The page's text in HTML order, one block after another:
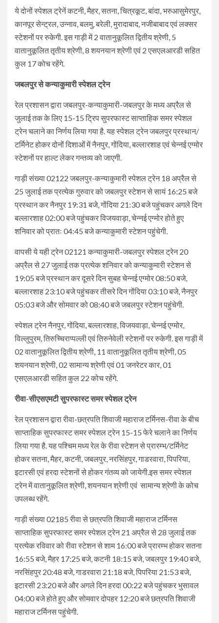
ये दोनों स्पेशल ट्रेनें कटनी, मैहर, सतना, चित्रकूट, बांदा, भरुआसुमेरपुर,
कानपूर सेन्ट्रल, उन्नाव, बलमु, बरेली, मुरादाबाद, नजीबाबाद एवं लक्सर
स्टेशनों पर रुकेगी. इस गाड़ी में 2 वातानुकूलित द्वितीय श्रेणी, 5
वातानुकूलित तृतीय श्रेणी, 8 शयनयान श्रेणी एवं 2 एसएलआरडी सहित
कुल 17 कोच रहेंगे.
जबलपुर से कन्याकुमारी स्पेशल ट्रेन
रेल प्रशासन द्वारा जबलपुर-कन्याकुमारी-जबलपुर के मध्य अप्रैल से
जुलाई तक के लिए 15-15 ट्रिप सुपरफास्ट साप्ताहिक समर स्पेशल
ट्रेन चलाने का निर्णय लिया गया है. यह स्पेशल ट्रेन जबलपुर प्रस्थान/
टर्मिनेट होकर दोनों दिशाओं में नैनपुर, गोंदिया, बल्लारशाह एवं चेन्नई एग्मोर
स्टेशनों पर हाल्ट लेकर गन्तव्य को जाएगी.
गाड़ी संख्या 02122 जबलपुर-कन्याकुमारी स्पेशल ट्रेन 18 अप्रैल से
25 जुलाई तक प्रत्येक गुरुवार को जबलपुर स्टेशन से सायं 16:25 बजे
प्रस्थान कर नैनपुर 19:31 बजे, गोंदिया 21:30 बजे पहुंचकर अगले दिन
बल्लारशाह 02:00 बजे पहुंचकर विजयवाड़ा, चेन्नई एग्मोर होते हुए
शनिवार को प्रातः 04:45 बजे कन्याकुमारी स्टेशन पहुंचेगी.
वापसी ये यही ट्रेन 02121 कन्याकुमारी-जबलपुर स्पेशल ट्रेन 20
अप्रैल से 27 जुलाई तक प्रत्येक शनिवार को कन्याकुमारी स्टेशन से
19:05 बजे प्रस्थान कर दूसरे दिन सुबह चेन्नई एग्मोर 08:50 बजे,
बल्लारशाह 23:10 बजे पहुंचकर तीसरे दिन गोंदिया 03:10 बजे, नैनपुर
05:03 बजे और सोमवार को 08:40 बजे जबलपुर स्टेशन पहुंचेगी.
स्पेशल ट्रेन नैनपुर, गोंदिया, बल्लारशाह, विजयवाड़ा, चेन्नई एग्मोर,
विल्लुपुरम, तिरुच्चिराप्पल्ली एवं तिरुनेवेली स्टेशनों पर रुकेगी. इस गाड़ी में
02 वातानुकूलित द्वितीय श्रेणी, 11 वातानुकूलित तृतीय श्रेणी, 05
शयनयान श्रेणी, 02 सामान्य श्रेणी एवं 01 जनरेटर कार, 01
एसएलआरडी सहित कुल 22 कोच रहेंगे.
रीवा-सीएसएमटी सुपरफास्ट समर स्पेशल ट्रेन
रेल प्रशासन द्वारा रीवा-छत्रपति शिवाजी महाराज टर्मिनस-रीवा के बीच
साप्ताहिक सुपरफास्ट समर स्पेशल ट्रेन 15-15 फेरे चलाने का निर्णय
लिया गया है. यह पश्चिम मध्य रेल के रीवा स्टेशन से प्रारम्भ/टर्मिनेट
होकर सतना, मैहर, कटनी, जबलपुर, नरसिंहपुर, गाडरवारा, पिपरिया,
इटारसी एवं हरदा स्टेशनों से होकर गंतव्य को जायेगी.इस समर स्पेशल
ट्रेन में वातानुकूलित श्रेणी, शयनयान श्रेणी एवं सामान्य श्रेणी के कोच
उपलब्ध रहेंगे.
गाड़ी संख्या 02185 रीवा से छत्रपति शिवाजी महाराज टर्मिनस
साप्ताहिक सुपरफास्ट समर स्पेशल ट्रेन 21 अप्रैल से 28 जुलाई तक
प्रत्येक रविवार को रीवा स्टेशन से शाम 16:00 बजे प्रारम्भ होकर सतना
16:55 बजे, मैहर 17:25 बजे, कटनी 18:15 बजे, जबलपुर 19:40 बजे,
नरसिंहपुर 20:48 बजे, गाडरवारा 21:18 बजे, पिपरिया 21:53 बजे,
इटारसी 23:20 बजे और अगले दिन हरदा 00:22 बजे पहुंचकर भुसावल
04:00 बजे होते हुए और सोमवार दोपहर 12:20 बजे छत्रपति शिवाजी
महाराज टर्मिनस पहुंचेगी.